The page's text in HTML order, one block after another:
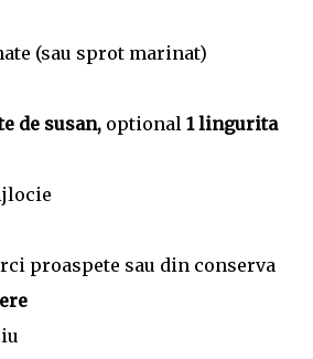
(sau sprot marinat)
de susan, optional 1 lingurita
proaspete sau din conserva